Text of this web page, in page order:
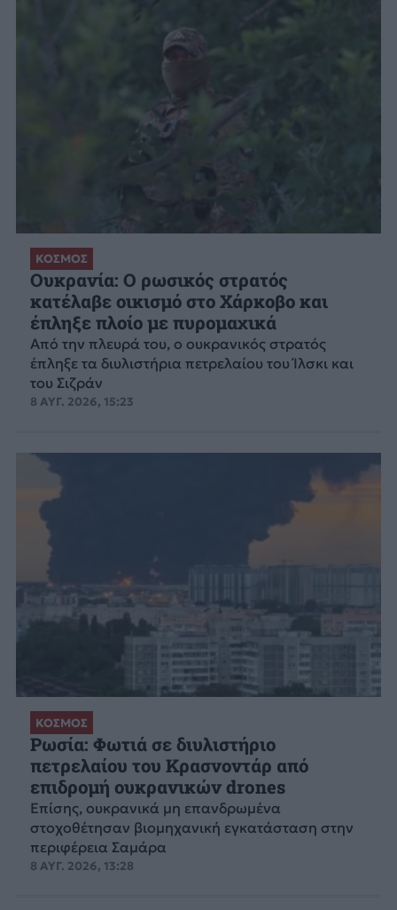
ΚΟΣΜΟΣ
Ουκρανία: Ο ρωσικός στρατός
κατέλαβε οικισμό στο Χάρκοβο και
έπληξε πλοίο με πυρομαχικά
Από την πλευρά του, ο ουκρανικός στρατός
έπληξε τα διυλιστήρια πετρελαίου του Ίλσκι και
του Σιζράν
8 ΑΥΓ. 2026, 15:23
ΚΟΣΜΟΣ
Ρωσία: Φωτιά σε διυλιστήριο
πετρελαίου του Κρασνοντάρ από
επιδρομή ουκρανικών drones
Επίσης, ουκρανικά μη επανδρωμένα
στοχοθέτησαν βιομηχανική εγκατάσταση στην
περιφέρεια Σαμάρα
8 ΑΥΓ. 2026, 13:28